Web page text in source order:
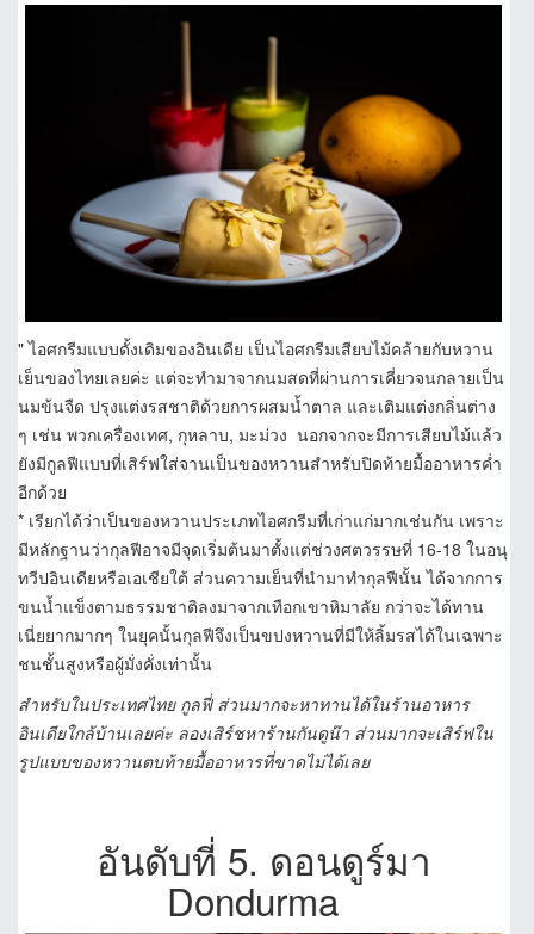
" ไอศกรีมแบบดั้งเดิมของอินเดีย เป็นไอศกรีมเสียบไม้คล้ายกับหวาน
เย็นของไทยเลยค่ะ แต่จะทำมาจากนมสดที่ผ่านการเคี่ยวจนกลายเป็น
นมข้นจืด ปรุงแต่งรสชาติด้วยการผสมน้ำตาล และเติมแต่งกลิ่นต่าง
ๆ เช่น พวกเครื่องเทศ, กุหลาบ, มะม่วง นอกจากจะมีการเสียบไม้แล้ว
ยังมีกูลฟีแบบที่เสิร์ฟใส่จานเป็นของหวานสำหรับปิดท้ายมื้ออาหารค่ำ
อีกด้วย
* เรียกได้ว่าเป็นของหวานประเภทไอศกรีมที่เก่าแก่มากเช่นกัน เพราะ
มีหลักฐานว่ากุลฟีอาจมีจุดเริ่มต้นมาตั้งแต่ช่วงศตวรรษที่ 16-18 ในอนุ
ทวีปอินเดียหรือเอเชียใต้ ส่วนความเย็นที่นำมาทำกุลฟีนั้น ได้จากการ
ขนน้ำแข็งตามธรรมชาติลงมาจากเทือกเขาหิมาลัย กว่าจะได้ทาน
เนี่ยยากมากๆ ในยุคนั้นกุลฟีจึงเป็นขปงหวานที่มีให้ลิ้มรสได้ในเฉพาะ
ชนชั้นสูงหรือผู้มั่งคั่งเท่านั้น
สำหรับในประเทศไทย กูลฟี่ ส่วนมากจะหาทานได้ในร้านอาหาร
อินเดียใกล้บ้านเลยค่ะ ลองเสิร์ชหาร้านกันดูน๊า ส่วนมากจะเสิร์ฟใน
รูปแบบของหวานตบท้ายมื้ออาหารที่ขาดไม่ได้เลย
อันดับที่ 5. ดอนดูร์มา
Dondurma